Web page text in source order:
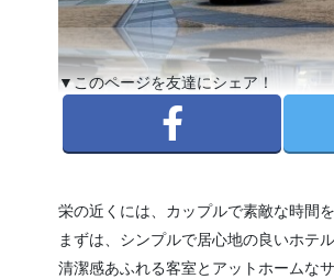
▼このページを友達にシェア！
栄の近くには、カップルで素敵な時間
まずは、シンプルで居心地の良いホテ
清潔感あふれる客室とアットホームな